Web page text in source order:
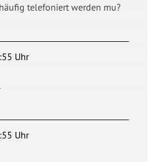
telefoniert werden mu?
Uhr
Uhr